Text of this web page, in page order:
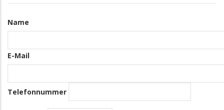
Informationen
Name
E-Mail
Telefonnummer